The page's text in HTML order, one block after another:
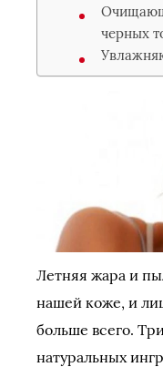
черных
Летняя жара и
нашей коже, и
больше всего.
натуральных